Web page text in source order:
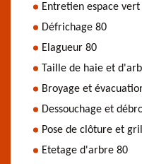
Entretien espace vert
Défrichage 80
Elagueur 80
Taille de haie et
Broyage et
Dessouchage et
Pose de clôture et
Etetage d'arbre 80